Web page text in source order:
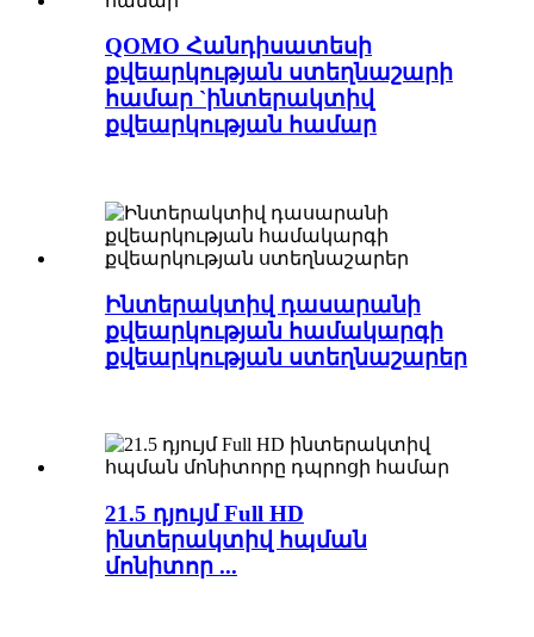
QOMO Հանդիսատեսի
քվեարկության ստեղնաշարի
համար `ինտերակտիվ
քվեարկության համար
Ինտերակտիվ դասարանի
քվեարկության համակարգի
քվեարկության ստեղնաշարեր
21.5 դյույմ Full HD
ինտերակտիվ հպման
մոնիտոր ...